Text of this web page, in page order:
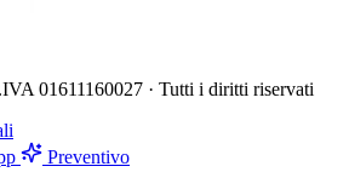
01611160027 · Tutti i diritti riservati
Preventivo